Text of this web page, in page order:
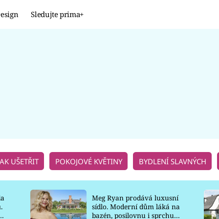
Sledujte prima+
UŠETŘIT POKOJOVÉ KVĚTINY BYDLENÍ SLAVNÝCH
Meg Ryan prodává luxusní
sídlo. Moderní dům láká na
bazén, posilovnu i sprchu